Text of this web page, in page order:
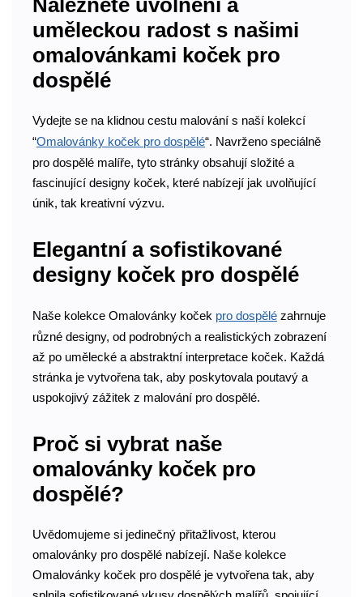
Nalezněte uvolnění a
uměleckou radost s našimi
omalovánkami koček pro
dospělé
Vydejte se na klidnou cestu malování s naší kolekcí
“Omalovánky koček pro dospělé“. Navrženo speciálně
pro dospělé malíře, tyto stránky obsahují složité a
fascinující designy koček, které nabízejí jak uvolňující
únik, tak kreativní výzvu.
Elegantní a sofistikované
designy koček pro dospělé
Naše kolekce Omalovánky koček pro dospělé zahrnuje
různé designy, od podrobných a realistických zobrazení
až po umělecké a abstraktní interpretace koček. Každá
stránka je vytvořena tak, aby poskytovala poutavý a
uspokojivý zážitek z malování pro dospělé.
Proč si vybrat naše
omalovánky koček pro
dospělé?
Uvědomujeme si jedinečný přitažlivost, kterou
omalovánky pro dospělé nabízejí. Naše kolekce
Omalovánky koček pro dospělé je vytvořena tak, aby